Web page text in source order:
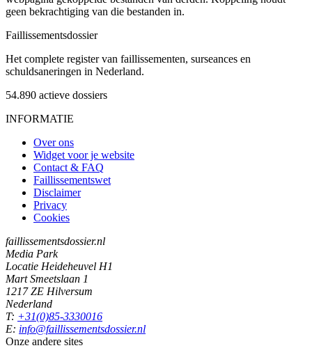
geen bekrachtiging van die bestanden in.
Faillissementsdossier
Het complete register van faillissementen, surseances en
schuldsaneringen in Nederland.
54.890 actieve dossiers
INFORMATIE
Over ons
Widget voor je website
Contact & FAQ
Faillissementswet
Disclaimer
Privacy
Cookies
faillissementsdossier.nl
Media Park
Locatie Heideheuvel H1
Mart Smeetslaan 1
1217 ZE Hilversum
Nederland
T: +31(0)85-3330016
E: info@faillissementsdossier.nl
Onze andere sites